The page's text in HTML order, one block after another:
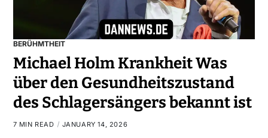
BERÜHMTHEIT
Michael Holm Krankheit Was
über den Gesundheitszustand
des Schlagersängers bekannt ist
7 MIN READ JANUARY 14, 2026